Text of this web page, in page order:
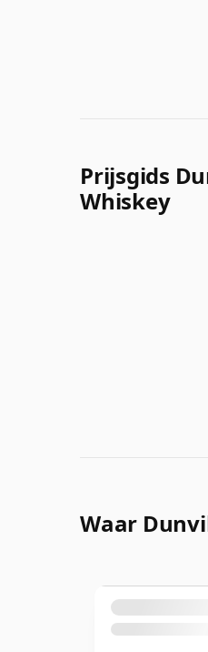
Prijsgids
Whiskey
Waar